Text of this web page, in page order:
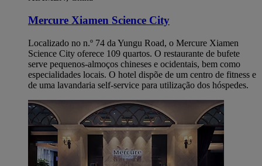
Mercure Xiamen Science City
Localizado no n.º 74 da Yungu Road, o Mercure Xiamen
Science City oferece 109 quartos. O restaurante de bufete
serve pequenos-almoços chineses e ocidentais, bem como
especialidades locais. O hotel dispõe de um centro de fitness e
de uma lavandaria self-service para utilização dos hóspedes.